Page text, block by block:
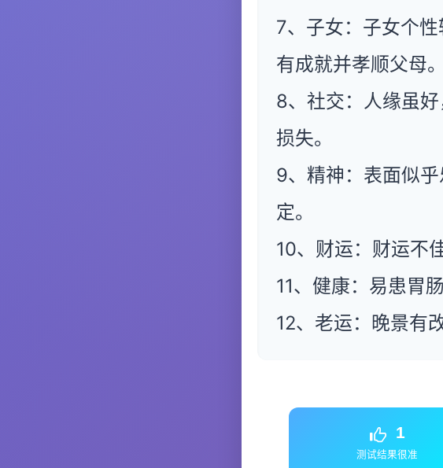
7、子女：子女个
有成就并孝顺父母。
8、社交：人缘虽
损失。
9、精神：表面似
定。
10、财运：财运不
11、健康：易患胃
12、老运：晚景有
1
测试结果很准